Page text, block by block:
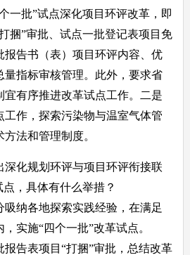
一批”试点深化项目环评改革，即
捆”审批、试点一批登记表项目免
报告书（表）项目环评内容、优
量指标审核管理。此外，要求省
宜有序推进改革试点工作。二是
工作，探索污染物与温室气体管
法和管理制度。
深化规划环评与项目环评衔接联
，具体有什么举措？
吸纳各地探索实践经验，在满足
实施“四个一批”改革试点。
报告表项目“打捆”审批，总结改革